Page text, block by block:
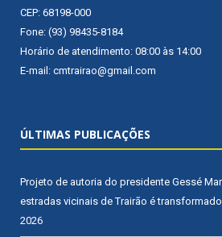
CEP: 68198-000
Fone: (93) 98435-8184
Horário de atendimento: 08:00 às 14:00
E-mail: cmtrairao@gmail.com
ÚLTIMAS PUBLICAÇÕES
Projeto de autoria do presidente Gessé
estradas vicinais de Trairão é
2026